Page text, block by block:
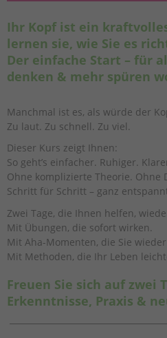
Ihr Kopf ist ein
lernen sie, wie Sie es
Der einfache Start – für
denken & mehr spüren
Manchmal ist es, als würde der
Zu laut. Zu schnell. Zu viel.
Dieser Kurs zeigt Ihnen:
So geht’s einfacher. Ruhiger.
Ohne komplizierte Theorie. Ohne
Schritt für Schritt – ganz
Zwei Tage, die Ihnen helfen,
Mit Übungen, die sofort wirken.
Mit Aha-Momenten, die Sie
Mit Methoden, die Ihr Leben
Freuen Sie sich auf zwei
Erkenntnisse, Praxis &